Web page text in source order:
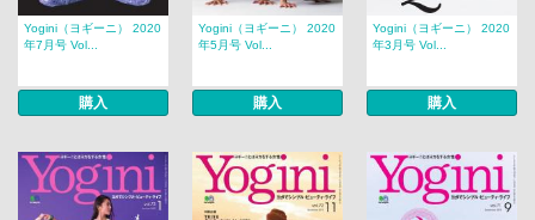
Yogini（ヨギーニ） 2020
年7月号 Vol...
購入
Yogini（ヨギーニ） 2020
年5月号 Vol...
購入
Yogini（ヨギーニ） 2020
年3月号 Vol...
購入